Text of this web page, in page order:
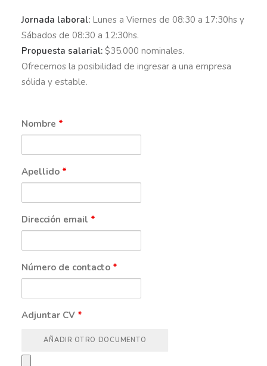
Jornada laboral: Lunes a Viernes de 08:30 a 17:30hs y
Sábados de 08:30 a 12:30hs.
Propuesta salarial: $35.000 nominales.
Ofrecemos la posibilidad de ingresar a una empresa
sólida y estable.
Nombre *
Apellido *
Dirección email *
Número de contacto *
Adjuntar CV *
AÑADIR OTRO DOCUMENTO